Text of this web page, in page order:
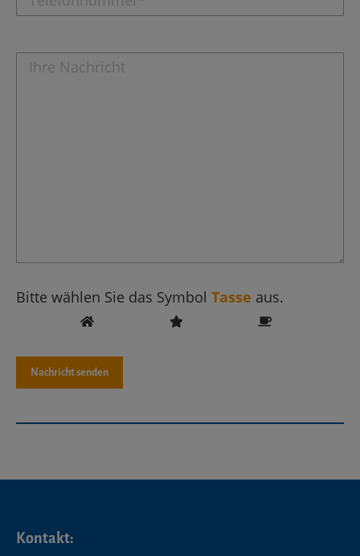
Bitte wählen Sie das Symbol Tasse aus.
Kontakt: